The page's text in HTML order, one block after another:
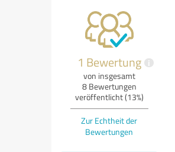
1 Bewertung i
von insgesamt
8 Bewertungen
veröffentlicht (13%)
Zur Echtheit der
Bewertungen